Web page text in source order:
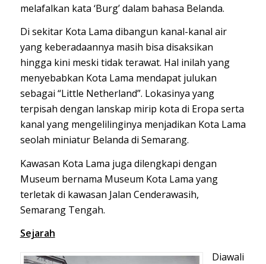
melafalkan kata ‘Burg’ dalam bahasa Belanda.
Di sekitar Kota Lama dibangun kanal-kanal air
yang keberadaannya masih bisa disaksikan
hingga kini meski tidak terawat. Hal inilah yang
menyebabkan Kota Lama mendapat julukan
sebagai “Little Netherland”. Lokasinya yang
terpisah dengan lanskap mirip kota di Eropa serta
kanal yang mengelilinginya menjadikan Kota Lama
seolah miniatur Belanda di Semarang.
Kawasan Kota Lama juga dilengkapi dengan
Museum bernama Museum Kota Lama yang
terletak di kawasan Jalan Cenderawasih,
Semarang Tengah.
Sejarah
Diawali